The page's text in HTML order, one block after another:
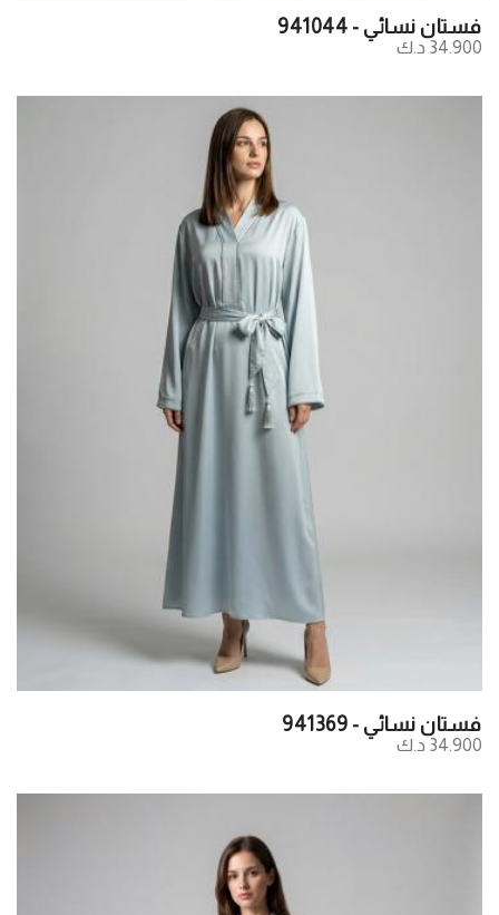
فستان نسائي - 941044
34.900 د.ك
فستان نسائي - 941369
34.900 د.ك